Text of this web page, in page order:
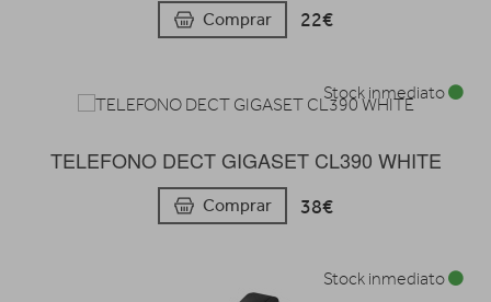
Comprar 22€
TELEFONO DECT GIGASET CL390 WHITE
Comprar 38€
Stock inmediato
Stock inmediato